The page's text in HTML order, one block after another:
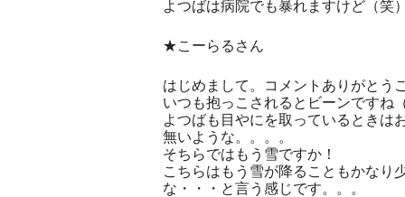
よつばは病院でも暴れますけど（笑
★こーらるさん
はじめまして。コメントありがとう
いつも抱っこされるとビーンですね
よつばも目やにを取っているときは
無いような。。。。
そちらではもう雪ですか！
こちらはもう雪が降ることもかなり
な・・・と言う感じです。。。